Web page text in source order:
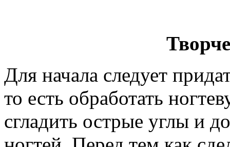
Для начала следует
то есть обработать
сгладить острые углы и